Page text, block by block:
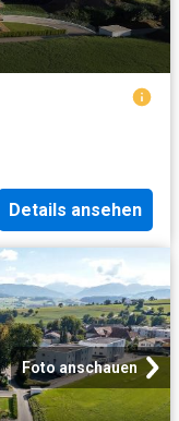
Details ansehen
Foto anschauen